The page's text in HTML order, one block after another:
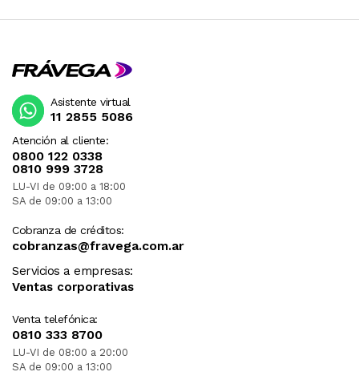
Atención al cliente:
0800 122 0338
0810 999 3728
LU-VI de 09:00 a 18:00
SA de 09:00 a 13:00
Cobranza de créditos:
cobranzas@fravega.com.ar
Servicios a empresas:
Ventas corporativas
Venta telefónica:
0810 333 8700
LU-VI de 08:00 a 20:00
SA de 09:00 a 13:00
Asistente virtual
11 2855 5086